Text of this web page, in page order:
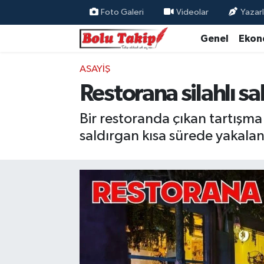
Foto Galeri Videolar
Genel
ASAYIŞ
Restorana silahlı
Bir restoranda çıkan
saldırgan kısa sürede